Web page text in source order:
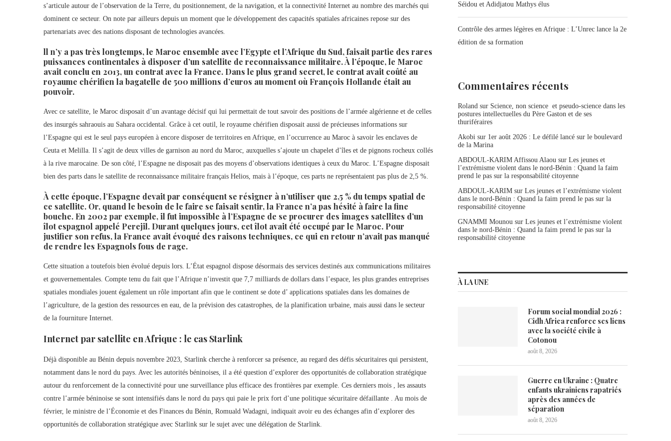
s’articule autour de l’observation de la Terre, du positionnement, de la navigation, et la connectivité Internet au nombre des marchés qui
dominent ce secteur. On note par ailleurs depuis un moment que le développement des capacités spatiales africaines repose sur des
partenariats avec des nations disposant de technologies avancées.
ll n’y a pas très longtemps, le Maroc ensemble avec l’Egypte et l’Afrique du Sud, faisait partie des rares
puissances continentales à disposer d’un satellite de reconnaissance militaire. À l’époque, le Maroc
avait conclu en 2013, un contrat avec la France. Dans le plus grand secret, le contrat avait coûté au
royaume chérifien la bagatelle de 500 millions d’euros au moment où François Hollande était au
pouvoir.
Avec ce satellite, le Maroc disposait d’un avantage décisif qui lui permettait de tout savoir des positions de l’armée algérienne et de celles
des insurgés sahraouis au Sahara occidental. Grâce à cet outil, le royaume chérifien disposait aussi de précieuses informations sur
l’Espagne qui est le seul pays européen à encore disposer de territoires en Afrique, en l’occurrence au Maroc à savoir les enclaves de
Ceuta et Melilla. Il s’agit de deux villes de garnison au nord du Maroc, auxquelles s’ajoute un chapelet d’îles et de pignons rocheux collés
à la rive marocaine. De son côté, l’Espagne ne disposait pas des moyens d’observations identiques à ceux du Maroc. L’Espagne disposait
bien des parts dans le satellite de reconnaissance militaire français Helios, mais à l’époque, ces parts ne représentaient pas plus de 2,5 %.
À cette époque, l’Espagne devait par conséquent se résigner à n’utiliser que 2,5 % du temps spatial de
ce satellite. Or, quand le besoin de le faire se faisait sentir, la France n’a pas hésité à faire la fine
bouche. En 2002 par exemple, il fut impossible à l’Espagne de se procurer des images satellites d’un
îlot espagnol appelé Perejil. Durant quelques jours, cet îlot avait été occupé par le Maroc. Pour
justifier son refus, la France avait évoqué des raisons techniques, ce qui en retour n’avait pas manqué
de rendre les Espagnols fous de rage.
Cette situation a toutefois bien évolué depuis lors. L’État espagnol dispose désormais des services destinés aux communications militaires
et gouvernementales. Compte tenu du fait que l’Afrique n’investit que 7,7 milliards de dollars dans l’espace, les plus grandes entreprises
spatiales mondiales jouent également un rôle important afin que le continent se dote d’ applications spatiales dans les domaines de
l’agriculture, de la gestion des ressources en eau, de la prévision des catastrophes, de la planification urbaine, mais aussi dans le secteur
de la fourniture Internet.
Internet par satellite en Afrique : le cas Starlink
Déjà disponible au Bénin depuis novembre 2023, Starlink cherche à renforcer sa présence, au regard des défis sécuritaires qui persistent,
notamment dans le nord du pays. Avec les autorités béninoises, il a été question d’explorer des opportunités de collaboration stratégique
autour du renforcement de la connectivité pour une surveillance plus efficace des frontières par exemple. Ces derniers mois , les assauts
contre l’armée béninoise se sont intensifiés dans le nord du pays qui paie le prix fort d’une politique sécuritaire défaillante . Au mois de
février, le ministre de l’Économie et des Finances du Bénin, Romuald Wadagni, indiquait avoir eu des échanges afin d’explorer des
opportunités de collaboration stratégique avec Starlink sur le sujet avec une délégation de Starlink.
Séidou et Adidjatou Mathys élus
Contrôle des armes légères en Afrique : L’Unrec lance la 2e
édition de sa formation
Commentaires récents
Roland sur Science, non science et pseudo-science dans les
postures intellectuelles du Père Gaston et de ses
thuriféraires
Akobi sur 1er août 2026 : Le défilé lancé sur le boulevard
de la Marina
ABDOUL-KARIM Affissou Alaou sur Les jeunes et
l’extrémisme violent dans le nord-Bénin : Quand la faim
prend le pas sur la responsabilité citoyenne
ABDOUL-KARIM sur Les jeunes et l’extrémisme violent
dans le nord-Bénin : Quand la faim prend le pas sur la
responsabilité citoyenne
GNAMMI Mounou sur Les jeunes et l’extrémisme violent
dans le nord-Bénin : Quand la faim prend le pas sur la
responsabilité citoyenne
À LA UNE
Forum social mondial 2026 :
Cidh Africa renforce ses liens
avec la société civile à
Cotonou
août 8, 2026
Guerre en Ukraine : Quatre
enfants ukrainiens rapatriés
après des années de
séparation
août 8, 2026